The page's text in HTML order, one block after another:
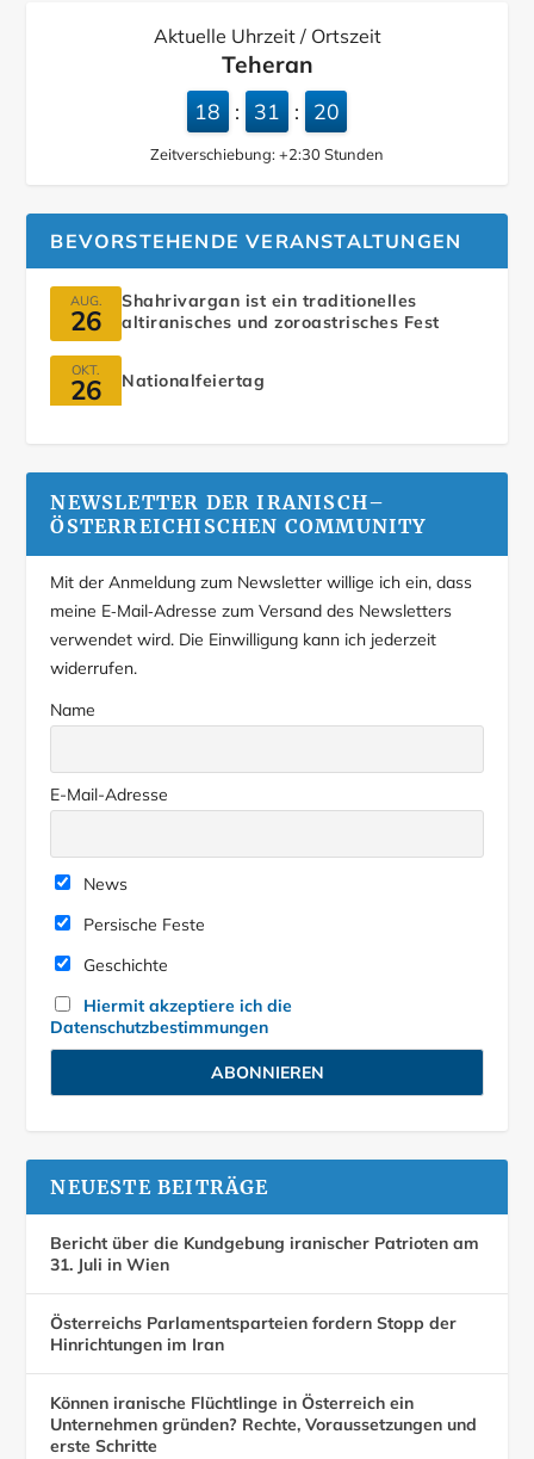
Aktuelle Uhrzeit / Ortszeit
Teheran
18 : 31 : 21
Zeitverschiebung: +2:30 Stunden
BEVORSTEHENDE VERANSTALTUNGEN
AUG.
26
Shahrivargan ist ein traditionelles
altiranisches und zoroastrisches Fest
OKT.
26 Nationalfeiertag
NEWSLETTER DER IRANISCH–
ÖSTERREICHISCHEN COMMUNITY
Mit der Anmeldung zum Newsletter willige ich ein, dass
meine E‑Mail‑Adresse zum Versand des Newsletters
verwendet wird. Die Einwilligung kann ich jederzeit
widerrufen.
Name
E-Mail-Adresse
News
Persische Feste
Geschichte
Hiermit akzeptiere ich die
Datenschutzbestimmungen
NEUESTE BEITRÄGE
Bericht über die Kundgebung iranischer Patrioten am
31. Juli in Wien
Österreichs Parlamentsparteien fordern Stopp der
Hinrichtungen im Iran
Können iranische Flüchtlinge in Österreich ein
Unternehmen gründen? Rechte, Voraussetzungen und
erste Schritte